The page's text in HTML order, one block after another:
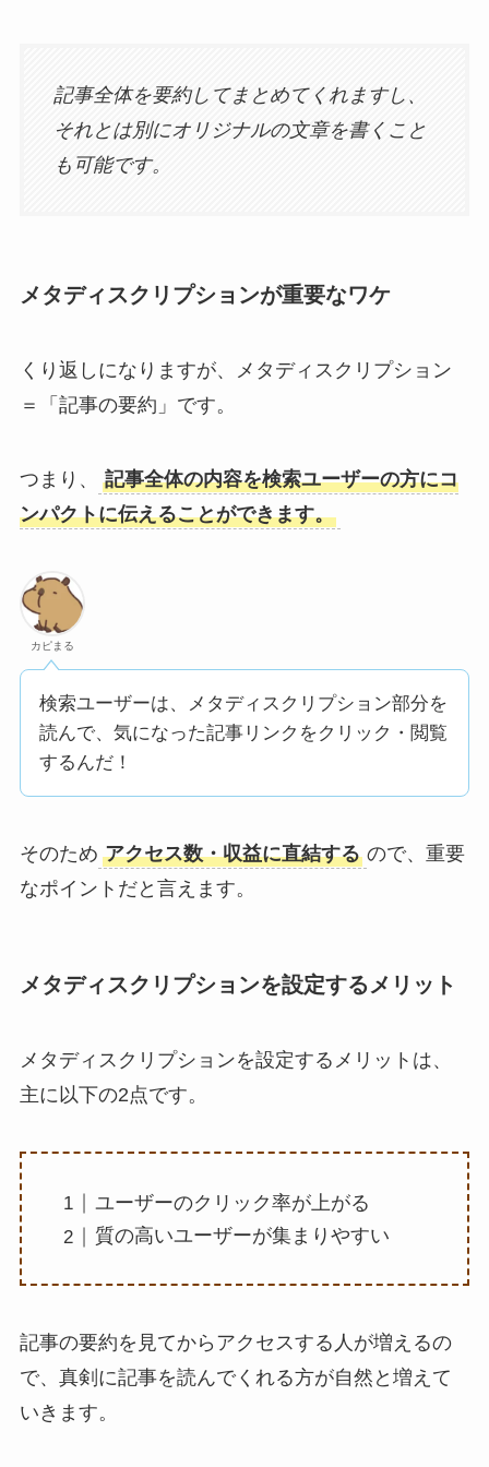
記事全体を要約してまとめてくれますし、
それとは別にオリジナルの文章を書くこと
も可能です。
メタディスクリプションが重要なワケ
くり返しになりますが、メタディスクリプション
＝「記事の要約」です。
つまり、
記事全体の内容を検索ユーザーの方にコ
ンパクトに伝えることができます。
カピまる
検索ユーザーは、メタディスクリプション部分を
読んで、気になった記事リンクをクリック・閲覧
するんだ！
そのため アクセス数・収益に直結する ので、重要
なポイントだと言えます。
メタディスクリプションを設定するメリット
メタディスクリプションを設定するメリットは、
主に以下の2点です。
ユーザーのクリック率が上がる
質の高いユーザーが集まりやすい
記事の要約を見てからアクセスする人が増えるの
で、真剣に記事を読んでくれる方が自然と増えて
いきます。